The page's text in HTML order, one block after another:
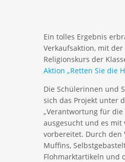
Ein tolles Ergebnis
Verkaufsaktion, mit
Religionskurs der
Aktion „Retten Sie die
Die Schülerinnen und
sich das Projekt unter
„Verantwortung für die
ausgesucht und es mit
vorbereitet. Durch den
Muffins,
Flohmarktartikeln und